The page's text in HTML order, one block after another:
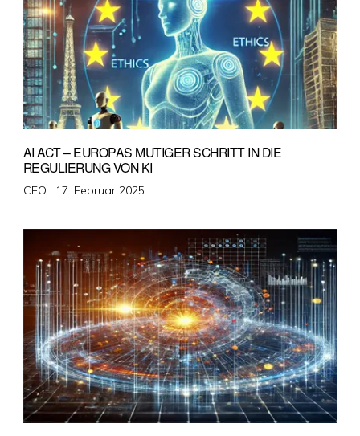
AI ACT – EUROPAS MUTIGER SCHRITT IN DIE
REGULIERUNG VON KI
CEO · Veröffentlicht
17. Februar 2025